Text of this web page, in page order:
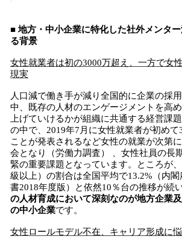
■ 地方・中小企業に特化した社外メンタ
る背景
女性就業者は初の3000万超え、一方で女
現実
人口減で働き手が減り全国的に企業の採
中、既存の人材のエンゲージメントを高
上げていけるかが組織に共通する経営課
の中で、2019年7月に女性就業者が初めて
ことが発表されるなど女性の就業が次第
会となり（労働力調査） 、女性社員の長
緊の重要課題となっています。ところが
級以上）の割合は全国平均で13.2%（内
書2018年度版）と依然10％台の推移が続
の人材育成において深刻なのが地方企業
の中小企業です。
女性ロールモデル不在、キャリア形成に